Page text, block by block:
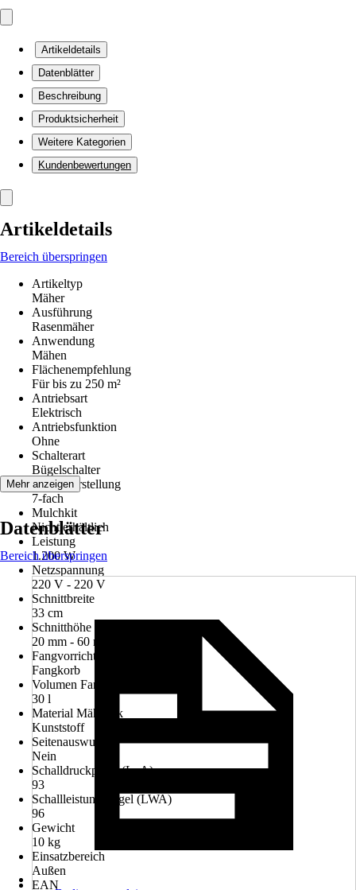
Artikeldetails
Datenblätter
Beschreibung
Produktsicherheit
Weitere Kategorien
Kundenbewertungen
Artikeldetails
Bereich überspringen
Artikeltyp
Mäher
Ausführung
Rasenmäher
Anwendung
Mähen
Flächenempfehlung
Für bis zu 250 m²
Antriebsart
Elektrisch
Antriebsfunktion
Ohne
Schalterart
Bügelschalter
Höhenverstellung
7-fach
Mulchkit
Nicht erhältlich
Leistung
1.200 W
Netzspannung
220 V - 220 V
Schnittbreite
33 cm
Schnitthöhe min - max
20 mm - 60 mm
Fangvorrichtung
Fangkorb
Volumen Fangvorrichtung
30 l
Material Mähdeck
Kunststoff
Seitenauswurf
Nein
Schalldruckpegel (LpA)
93
Schallleistungspegel (LWA)
96
Gewicht
10 kg
Einsatzbereich
Außen
EAN
Mehr anzeigen
Datenblätter
Bereich überspringen